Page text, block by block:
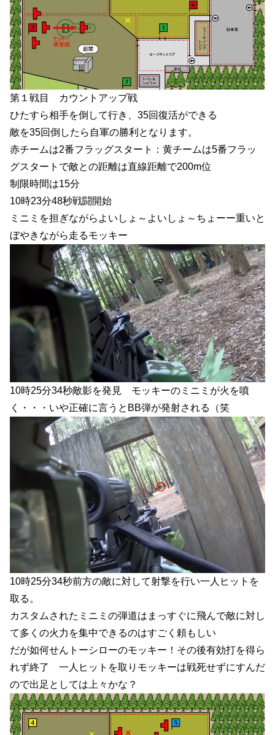
第１戦目 カウントアップ戦
ひたすら相手を倒して行き、35回復活ができる
敵を35回倒したら自軍の勝利となります。
赤チームは2番フラッグスタート：黄チームは5番フラッ
グスタートで敵との距離は直線距離で200m位
制限時間は15分
10時23分48秒戦闘開始
ミニミを担ぎながらよいしょ～よいしょ～ちょーー重いと
ぼやきながら走るモッキー
10時25分34秒敵影を発見 モッキーのミニミが火を噴
く・・・いや正確に言うとBB弾が発射される（笑
10時25分34秒前方の敵に対して射撃を行い一人ヒットを
取る。
カスタムされたミニミの弾道はまっすぐに飛んで敵に対し
て多くの火力を集中できるのはすごく頼もしい
だが如何せんトーシローのモッキー！その後有効打を得ら
れず終了 一人ヒットを取りモッキーは戦死せずにすんだ
ので出足としては上々かな？